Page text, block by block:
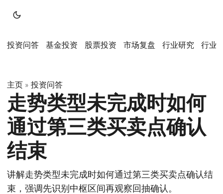
投资问答 基金投资 股票投资 市场复盘 行业研究 行业
主页 » 投资问答
走势类型未完成时如何
通过第三类买卖点确认
结束
讲解走势类型未完成时如何通过第三类买卖点确认结
束，强调先识别中枢区间再观察回抽确认。